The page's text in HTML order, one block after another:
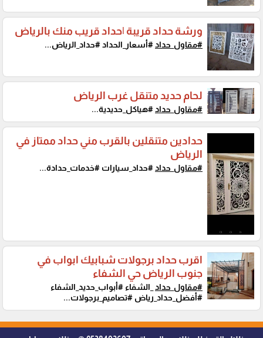
ورشة حداد قريبة |حداد قريب منك بالرياض
#مقاول_حداد#أسعار_الحداد #حداد_الرياض...
لحام حديد متنقل غرب الرياض
#مقاول_حداد#هياكل_حديدية...
حدادين متنقلين بالقرب مني حداد ممتاز في
الرياض
#مقاول_حداد#حداد_سيارات #خدمات_حدادة...
اقرب حداد برجولات شبابيك ابواب في
جنوب الرياض حي الشفاء
#مقاول_حداد _الشفاء #أبواب_حديد_الشفاء
#أفضل_حداد_رياض #تصاميم_برجولات...